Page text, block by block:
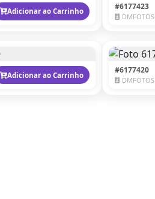
Adicionar ao Carrinho #6177423
DMFOTOS
Adicionar ao Carrinho #6177420
DMFOTOS